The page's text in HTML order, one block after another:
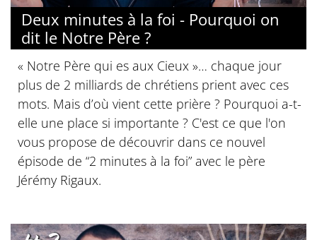
Deux minutes à la foi - Pourquoi on
dit le Notre Père ?
« Notre Père qui es aux Cieux »… chaque jour
plus de 2 milliards de chrétiens prient avec ces
mots. Mais d’où vient cette prière ? Pourquoi a-t-
elle une place si importante ? C'est ce que l'on
vous propose de découvrir dans ce nouvel
épisode de “2 minutes à la foi” avec le père
Jérémy Rigaux.